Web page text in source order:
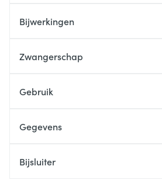
Bijwerkingen
Zwangerschap
Gebruik
Gegevens
Bijsluiter